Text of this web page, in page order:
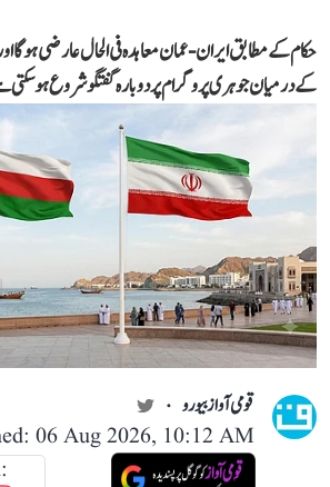
حکام کے مطابق ایران-عمان معاہدہ فی الحال عارضی ہوگا
کے درمیان جوہری پروگرام پر دوبارہ گفتگو شروع ہو
قومی آواز بیورو
06 Aug 2026, 10:12 AM